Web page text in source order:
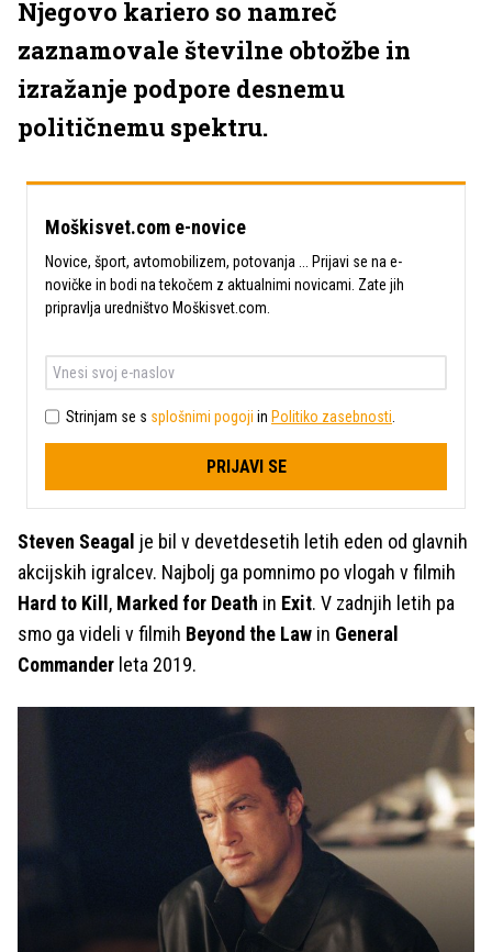
Njegovo kariero so namreč
zaznamovale številne obtožbe in
izražanje podpore desnemu
političnemu spektru.
Moškisvet.com e-novice
Novice, šport, avtomobilizem, potovanja ... Prijavi se na e-
novičke in bodi na tekočem z aktualnimi novicami. Zate jih
pripravlja uredništvo Moškisvet.com.
Strinjam se s splošnimi pogoji in Politiko zasebnosti
PRIJAVI SE
Steven Seagal je bil v devetdesetih letih eden od glavnih
akcijskih igralcev. Najbolj ga pomnimo po vlogah v filmih
Hard to Kill , Marked for Death in Exit. V zadnjih letih pa
smo ga videli v filmih Beyond the Law in General
Commander leta 2019.